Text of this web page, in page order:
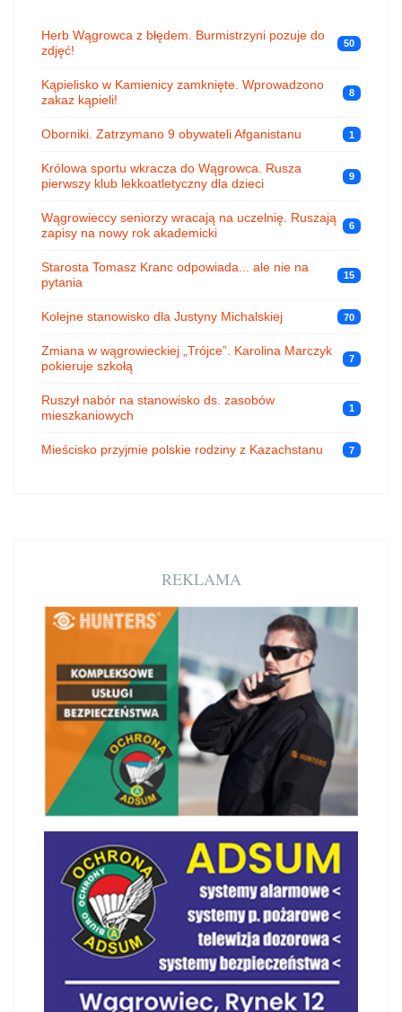
Herb Wągrowca z błędem. Burmistrzyni pozuje do
zdjęć!
50
Kąpielisko w Kamienicy zamknięte. Wprowadzono
zakaz kąpieli!
8
Oborniki. Zatrzymano 9 obywateli Afganistanu 1
Królowa sportu wkracza do Wągrowca. Rusza
pierwszy klub lekkoatletyczny dla dzieci
9
Wągrowieccy seniorzy wracają na uczelnię. Ruszają
zapisy na nowy rok akademicki
6
Starosta Tomasz Kranc odpowiada... ale nie na
pytania
15
Kolejne stanowisko dla Justyny Michalskiej 70
Zmiana w wągrowieckiej „Trójce”. Karolina Marczyk
pokieruje szkołą
7
Ruszył nabór na stanowisko ds. zasobów
mieszkaniowych
1
Mieścisko przyjmie polskie rodziny z Kazachstanu 7
REKLAMA